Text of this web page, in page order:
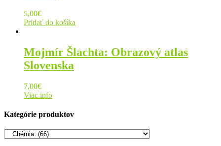
5,00€
Pridať do košíka
Mojmír Šlachta: Obrazový atlas
Slovenska
7,00€
Viac info
Kategórie produktov